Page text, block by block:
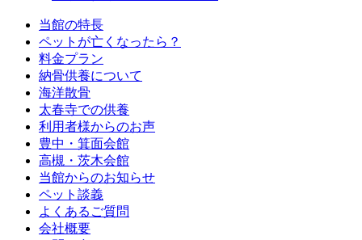
当館の特長
ペットが亡くなったら？
料金プラン
納骨供養について
海洋散骨
太春寺での供養
利用者様からのお声
豊中・箕面会館
高槻・茨木会館
当館からのお知らせ
ペット談義
よくあるご質問
会社概要